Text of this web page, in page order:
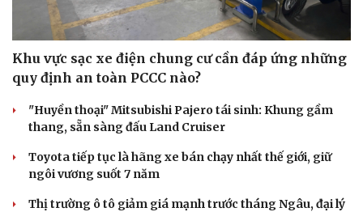
Khu vực sạc xe điện chung cư cần đáp ứng những
quy định an toàn PCCC nào?
"Huyền thoại" Mitsubishi Pajero tái sinh: Khung gầm
thang, sẵn sàng đấu Land Cruiser
Toyota tiếp tục là hãng xe bán chạy nhất thế giới, giữ
ngôi vương suốt 7 năm
Thị trường ô tô giảm giá mạnh trước tháng Ngâu, đại lý